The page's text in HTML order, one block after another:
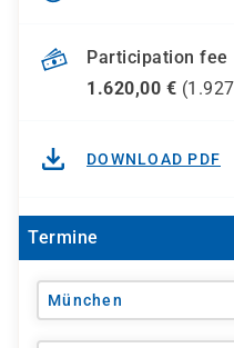
Participation fee
1.620,00 € (
DOWNLOAD PDF
Termine
München